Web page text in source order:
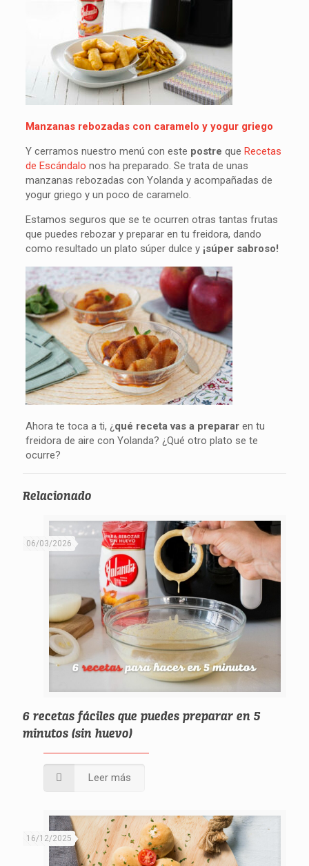
Manzanas rebozadas con caramelo y yogur griego
Y cerramos nuestro menú con este postre que Recetas
de Escándalo nos ha preparado. Se trata de unas
manzanas rebozadas con Yolanda y acompañadas de
yogur griego y un poco de caramelo.
Estamos seguros que se te ocurren otras tantas frutas
que puedes rebozar y preparar en tu freidora, dando
como resultado un plato súper dulce y ¡súper sabroso!
Ahora te toca a ti, ¿ qué receta vas a prepararen tu
freidora de aire con Yolanda? ¿Qué otro plato se te
ocurre?
Relacionado
06/03/2026
6 recetas fáciles que puedes preparar en 5
minutos (sin huevo)
Leer más
16/12/2025